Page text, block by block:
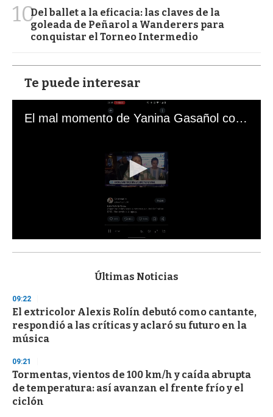
10Del ballet a la eficacia: las claves de la
goleada de Peñarol a Wanderers para
conquistar el Torneo Intermedio
Te puede interesar
El mal momento de Yanina Gasañol con un hincha argentino en "Subrayado"
s
d
s
o
f
3
s
e
c
o
n
Últimas Noticias
09:22
El extricolor Alexis Rolín debutó como cantante,
respondió a las críticas y aclaró su futuro en la
música
09:21
Tormentas, vientos de 100 km/h y caída abrupta
de temperatura: así avanzan el frente frío y el
ciclón